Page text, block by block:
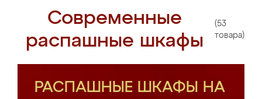
Современные
распашные шкафы
(53
товара)
РАСПАШНЫЕ ШКАФЫ НА